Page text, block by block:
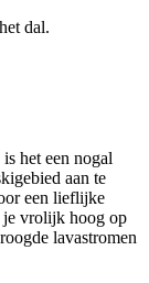
dal.
het een nogal
aan te
een lieflijke
je vrolijk hoog op
lavastromen